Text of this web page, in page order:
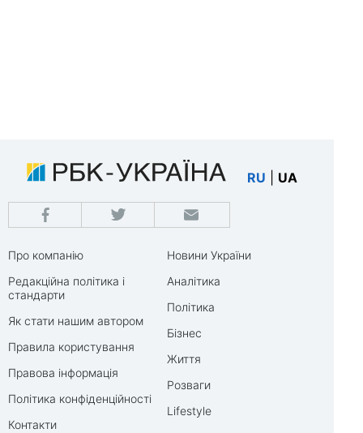
RU UA
Про компанію
Редакційна політика і
стандарти
Як стати нашим автором
Правила користування
Правова інформація
Політика конфіденційності
Контакти
Новини України
Аналітика
Політика
Бізнес
Життя
Розваги
Lifestyle